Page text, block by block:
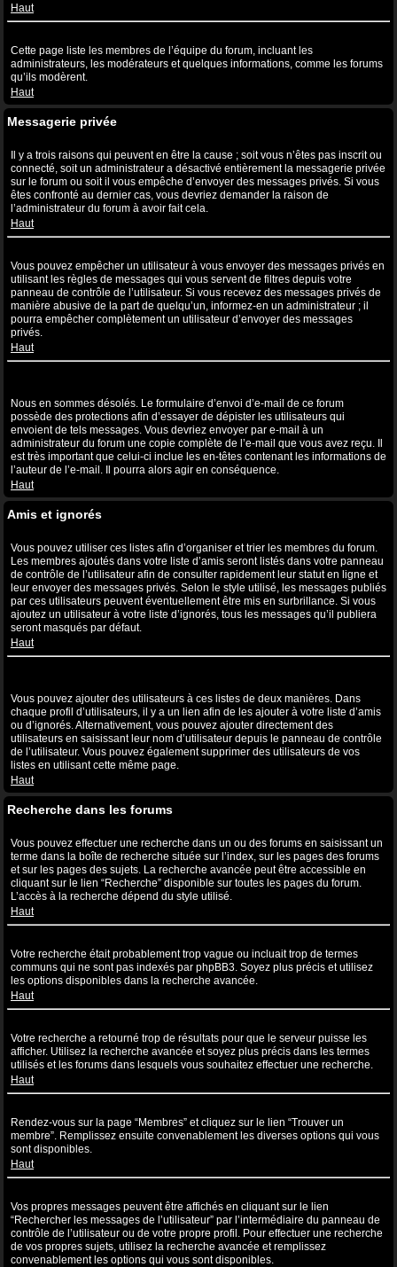
Haut
Cette page liste les membres de l’équipe du forum, incluant les
administrateurs, les modérateurs et quelques informations, comme les forums
qu’ils modèrent.
Haut
Messagerie privée
Il y a trois raisons qui peuvent en être la cause ; soit vous n’êtes pas inscrit ou
connecté, soit un administrateur a désactivé entièrement la messagerie privée
sur le forum ou soit il vous empêche d’envoyer des messages privés. Si vous
êtes confronté au dernier cas, vous devriez demander la raison de
l’administrateur du forum à avoir fait cela.
Haut
Vous pouvez empêcher un utilisateur à vous envoyer des messages privés en
utilisant les règles de messages qui vous servent de filtres depuis votre
panneau de contrôle de l’utilisateur. Si vous recevez des messages privés de
manière abusive de la part de quelqu’un, informez-en un administrateur ; il
pourra empêcher complètement un utilisateur d’envoyer des messages
privés.
Haut
Nous en sommes désolés. Le formulaire d’envoi d’e-mail de ce forum
possède des protections afin d’essayer de dépister les utilisateurs qui
envoient de tels messages. Vous devriez envoyer par e-mail à un
administrateur du forum une copie complète de l’e-mail que vous avez reçu. Il
est très important que celui-ci inclue les en-têtes contenant les informations de
l’auteur de l’e-mail. Il pourra alors agir en conséquence.
Haut
Amis et ignorés
Vous pouvez utiliser ces listes afin d’organiser et trier les membres du forum.
Les membres ajoutés dans votre liste d’amis seront listés dans votre panneau
de contrôle de l’utilisateur afin de consulter rapidement leur statut en ligne et
leur envoyer des messages privés. Selon le style utilisé, les messages publiés
par ces utilisateurs peuvent éventuellement être mis en surbrillance. Si vous
ajoutez un utilisateur à votre liste d’ignorés, tous les messages qu’il publiera
seront masqués par défaut.
Haut
Vous pouvez ajouter des utilisateurs à ces listes de deux manières. Dans
chaque profil d’utilisateurs, il y a un lien afin de les ajouter à votre liste d’amis
ou d’ignorés. Alternativement, vous pouvez ajouter directement des
utilisateurs en saisissant leur nom d’utilisateur depuis le panneau de contrôle
de l’utilisateur. Vous pouvez également supprimer des utilisateurs de vos
listes en utilisant cette même page.
Haut
Recherche dans les forums
Vous pouvez effectuer une recherche dans un ou des forums en saisissant un
terme dans la boîte de recherche située sur l’index, sur les pages des forums
et sur les pages des sujets. La recherche avancée peut être accessible en
cliquant sur le lien “Recherche” disponible sur toutes les pages du forum.
L’accès à la recherche dépend du style utilisé.
Haut
Votre recherche était probablement trop vague ou incluait trop de termes
communs qui ne sont pas indexés par phpBB3. Soyez plus précis et utilisez
les options disponibles dans la recherche avancée.
Haut
Votre recherche a retourné trop de résultats pour que le serveur puisse les
afficher. Utilisez la recherche avancée et soyez plus précis dans les termes
utilisés et les forums dans lesquels vous souhaitez effectuer une recherche.
Haut
Rendez-vous sur la page “Membres” et cliquez sur le lien “Trouver un
membre”. Remplissez ensuite convenablement les diverses options qui vous
sont disponibles.
Haut
Vos propres messages peuvent être affichés en cliquant sur le lien
“Rechercher les messages de l’utilisateur” par l’intermédiaire du panneau de
contrôle de l’utilisateur ou de votre propre profil. Pour effectuer une recherche
de vos propres sujets, utilisez la recherche avancée et remplissez
convenablement les options qui vous sont disponibles.